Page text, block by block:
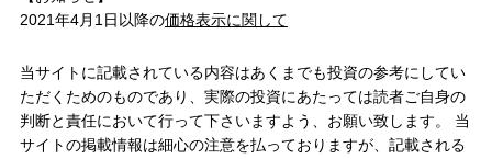
2021年4月1日以降の価格表示に関して
当サイトに記載されている内容はあくまでも投資の参考にしてい
ただくためのものであり、実際の投資にあたっては読者ご自身の
判断と責任において行って下さいますよう、お願い致します。 当
サイトの掲載情報は細心の注意を払っておりますが、記載される